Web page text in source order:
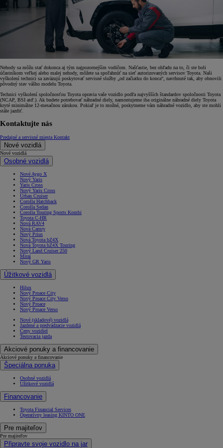
Nehody sa môžu stať dokonca aj tým najpozornejším vodičom. Našťastie, bez ohľadu na to, či ste boli
účastníkom veľkej alebo malej nehody, môžete sa spoľahnúť na sieť autorizovaných servisov Toyota. Naši
vyškolení technici sa zaväzujú poskytovať servisné služby „od začiatku do konca“, navrhnuté tak, aby obnovili
pôvodný stav vášho modelu Toyota.
Technici vyškolení spoločnosťou Toyota opravia vaše vozidlo podľa najvyšších štandardov spoločnosti Toyota
(NCAP, BSI atď.). Ak budete potrebovať náhradné diely, namontujeme iba originálne náhradné diely Toyota
kryté minimálne 12-mesačnou zárukou. Pokiaľ je to možné, poskytneme vám náhradné vozidlo, aby ste mohli
stále jazdiť.
Kontaktujte nás
Predajné a servisné miesta Kontakt
Nové vozidlá
Nové vozidlá
Osobné vozidlá
Nové Aygo X
Nový Yaris
Yaris Cross
Nový Yaris Cross
Urban Cruiser
Corolla Hatchback
Corolla Sedan
Corolla Touring Sports Kombi
Toyota C-HR
Nová RAV4
Nová Camry
Nový Prius
Nová Toyota bZ4X
Nová Toyota bZ4X Touring
Nový Land Cruiser 250
Mirai
Nový GR Yaris
Úžitkové vozidlá
Hilux
Nový Proace City
Nový Proace City Verso
Nový Proace
Nový Proace Verso
Nové (skladové) vozidlá
Jazdené a predvádzacie vozidlá
Ceny vozidiel
Testovacia jazda
Akciové ponuky a financovanie
Akciové ponuky a financovanie
Špeciálna ponuka
Osobné vozidlá
Úžitkové vozidlá
Financovanie
Toyota Financial Services
Operatívny leasing KINTO ONE
Pre majiteľov
Pre majiteľov
Připravte svoje vozidlo na jar